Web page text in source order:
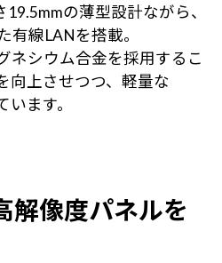
の薄型設計ながら、
有線LANを搭載。
ネシウム合金を採用するこ
向上させつつ、軽量な
ます。
解像度パネルを